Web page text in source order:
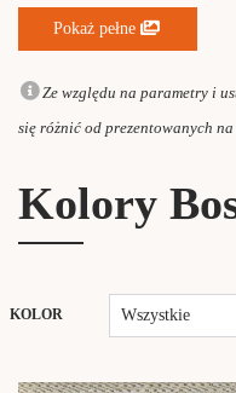
Pokaż pełne
Ze względu na parametry i
się różnić od prezentowanych
Kolory
KOLOR Wszystkie